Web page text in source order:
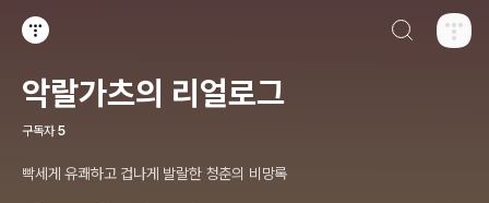
악랄가츠의 리얼로그
구독자 5
빡세게 유쾌하고 겁나게 발랄한 청춘의 비망록